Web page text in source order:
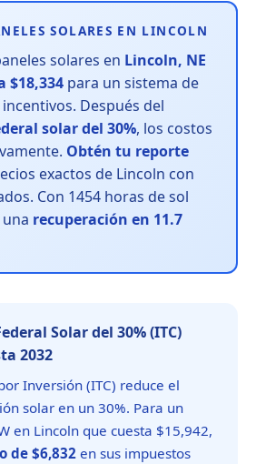
SOLARES EN LINCOLN
solares en Lincoln, NE
$18,334 para un sistema de
Después del
solar del 30%, los costos
Obtén tu reporte
exactos de Lincoln con
Con 1454 horas de sol
recuperación en 11.7
Solar del 30% (ITC)
2032
Inversión (ITC) reduce el
solar en un 30%. Para un
en Lincoln que cuesta $15,942,
de $6,832en sus impuestos